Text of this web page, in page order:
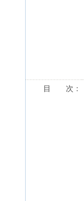
目 次：